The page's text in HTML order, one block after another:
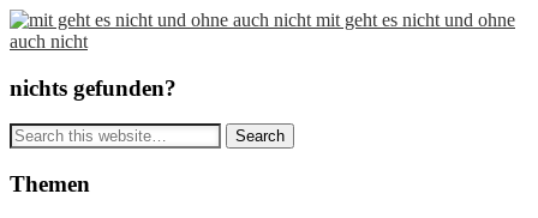
mit geht es nicht und ohne
auch nicht
nichts gefunden?
Themen